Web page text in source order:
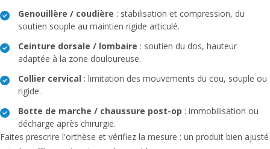
Genouillère / coudière : stabilisation et compression, du
soutien souple au maintien rigide articulé.
Ceinture dorsale / lombaire : soutien du dos, hauteur
adaptée à la zone douloureuse.
Collier cervical : limitation des mouvements du cou, souple ou
rigide.
Botte de marche / chaussure post-op : immobilisation ou
décharge après chirurgie.
Faites prescrire l'orthèse et vérifiez la mesure : un produit bien ajusté